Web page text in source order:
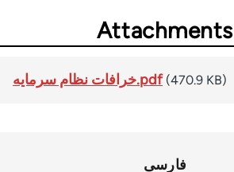
Attachments
خرافات نظام سرمایه.pdf (470.9 KB)
فارسی